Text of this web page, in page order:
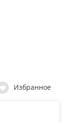
Избранное